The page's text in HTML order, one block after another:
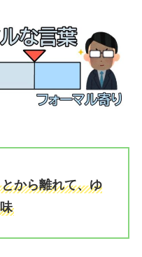
から離れて、ゆ